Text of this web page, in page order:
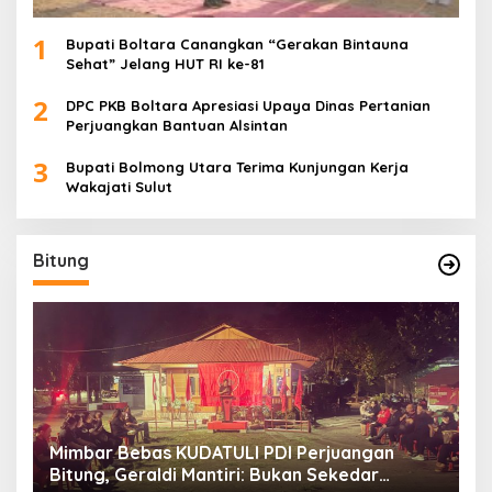
1
Bupati Boltara Canangkan “Gerakan Bintauna
Sehat” Jelang HUT RI ke-81
2
DPC PKB Boltara Apresiasi Upaya Dinas Pertanian
Perjuangkan Bantuan Alsintan
3
Bupati Bolmong Utara Terima Kunjungan Kerja
Wakajati Sulut
Bitung
Mimbar Bebas KUDATULI PDI Perjuangan
Bitung, Geraldi Mantiri: Bukan Sekedar